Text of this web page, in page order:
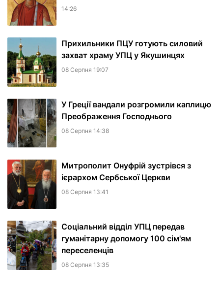
14:26
Прихильники ПЦУ готують силовий
захват храму УПЦ у Якушинцях
08 Серпня 19:07
У Греції вандали розгромили каплицю
Преображення Господнього
08 Серпня 14:38
Митрополит Онуфрій зустрівся з
ієрархом Сербської Церкви
08 Серпня 13:41
Соціальний відділ УПЦ передав
гуманітарну допомогу 100 сім'ям
переселенців
08 Серпня 13:35